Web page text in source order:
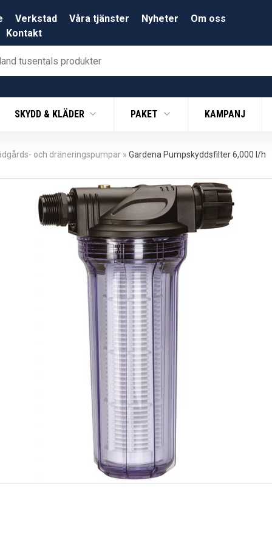
Verkstad Våra tjänster Nyheter
Om oss
Kontakt
SKYDD & KLÄDER PAKET KAMPANJ
och dräneringspumpar » Gardena Pumpskyddsfilter 6,000 l/h